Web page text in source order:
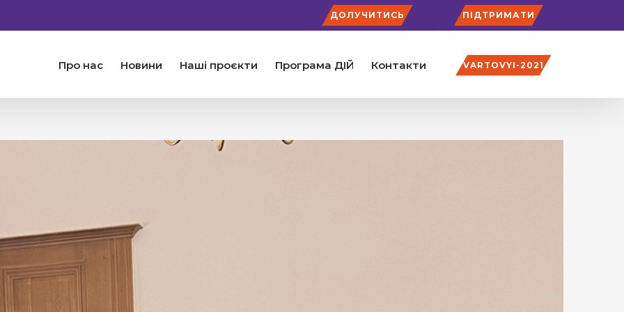
ДОЛУЧИТИСЬ ПІДТРИМАТИ
Про нас Новини Наші проєкти Програма ДІЙ Контакти VARTOVYI-2021